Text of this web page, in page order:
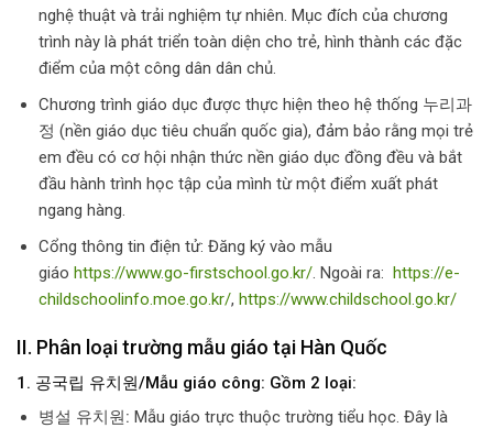
nghệ thuật và trải nghiệm tự nhiên. Mục đích của chương
trình này là phát triển toàn diện cho trẻ, hình thành các đặc
điểm của một công dân dân chủ.
Chương trình giáo dục được thực hiện theo hệ thống 누리과
정 (nền giáo dục tiêu chuẩn quốc gia), đảm bảo rằng mọi trẻ
em đều có cơ hội nhận thức nền giáo dục đồng đều và bắt
đầu hành trình học tập của mình từ một điểm xuất phát
ngang hàng.
Cổng thông tin điện tử: Đăng ký vào mẫu
giáo https://www.go-firstschool.go.kr/. Ngoài ra: https://e-
childschoolinfo.moe.go.kr/, https://www.childschool.go.kr/
II. Phân loại trường mẫu giáo tại Hàn Quốc
1. 공국립 유치원/Mẫu giáo công: Gồm 2 loại:
병설 유치원: Mẫu giáo trực thuộc trường tiểu học. Đây là